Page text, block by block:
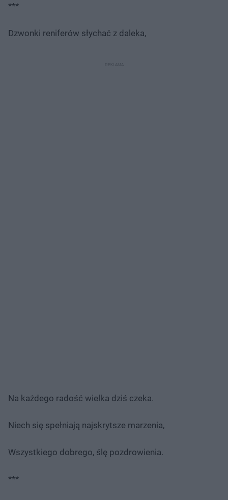
***
Dzwonki reniferów słychać z daleka,
Na każdego radość wielka dziś czeka.
Niech się spełniają najskrytsze marzenia,
Wszystkiego dobrego, ślę pozdrowienia.
***